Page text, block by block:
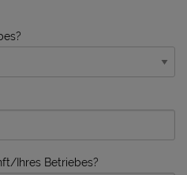
Ihres Betriebes?